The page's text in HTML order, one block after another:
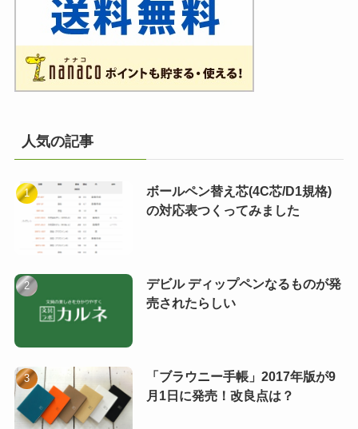
人気の記事
ボールペン替え芯(4C芯/D1規格)
の対応表つくってみました
デビル ディップペンなるものが発
売されたらしい
「ブラウニー手帳」2017年版が9
月1日に発売！改良点は？